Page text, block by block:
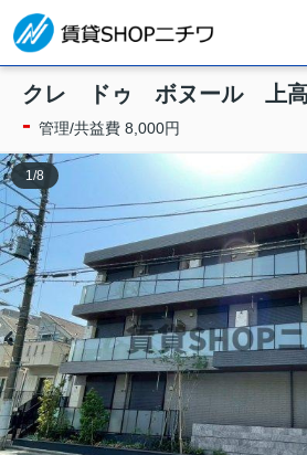
クレ ドゥ ボヌール 上高
- 管理/共益費 8,000円
1 /8